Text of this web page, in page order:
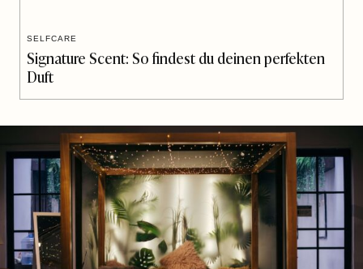
SELFCARE
Signature Scent: So findest du deinen perfekten
Duft